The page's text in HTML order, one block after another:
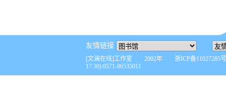
友情链接
[文澜在线]工作室 2002年 浙ICP备11027285
17:30):0571-86535011